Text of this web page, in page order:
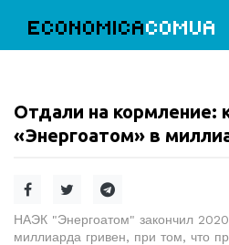
ECONOMICACOMUA
Отдали на кормление:
«Энергоатом» в
НАЭК "Энергоатом" закончил
миллиарда гривен, при том, что